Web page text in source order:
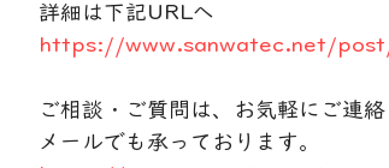
詳細は下記URLへ
https://www.sanwatec.net/
ご相談・ご質問は、お気軽にご連
メールでも承っております。